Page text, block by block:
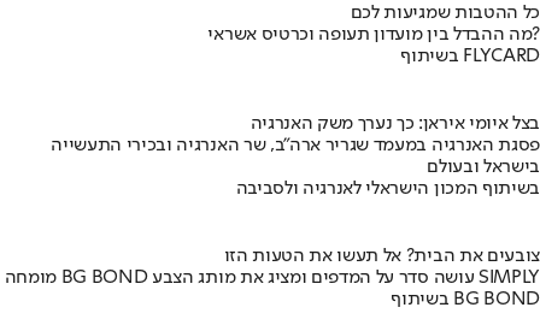
כל ההטבות שמגיעות לכם
מה ההבדל בין מועדון תעופה וכרטיס אשראי?
בשיתוף FLYCARD
בצל איומי איראן: כך נערך משק האנרגיה
פסגת האנרגיה במעמד שגריר ארה"ב, שר האנרגיה ובכירי התעשייה
בישראל ובעולם
בשיתוף המכון הישראלי לאנרגיה ולסביבה
צובעים את הבית? אל תעשו את הטעות הזו
מומחה BG BOND עושה סדר על המדפים ומציג את מותג הצבע SIMPLY
בשיתוף BG BOND